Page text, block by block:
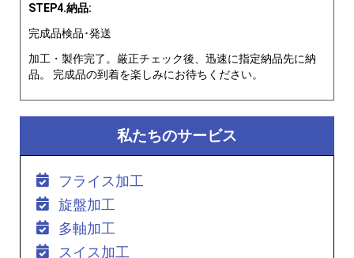
STEP4.納品:
完成品検品･発送
加工・製作完了。厳正チェック後、迅速に指定納品先に納
品。 完成品の到着を楽しみにお待ちください。
私たちのサービス
フライス加工
旋盤加工
多軸加工
スイス加工